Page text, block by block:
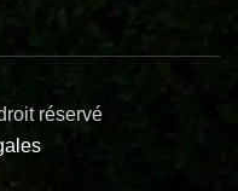
réservé